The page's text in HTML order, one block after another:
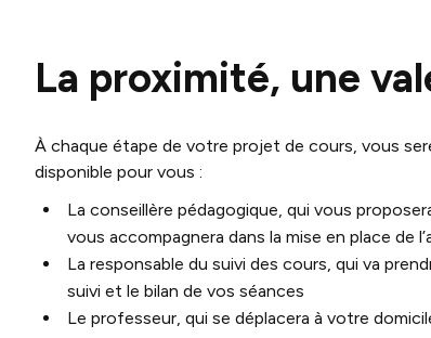
La proximité, une
À chaque étape de votre projet de cours, vous
disponible pour vous :
La conseillère pédagogique, qui vous
vous accompagnera dans la mise en place de
La responsable du suivi des cours, qui va
suivi et le bilan de vos séances
Le professeur, qui se déplacera à votre